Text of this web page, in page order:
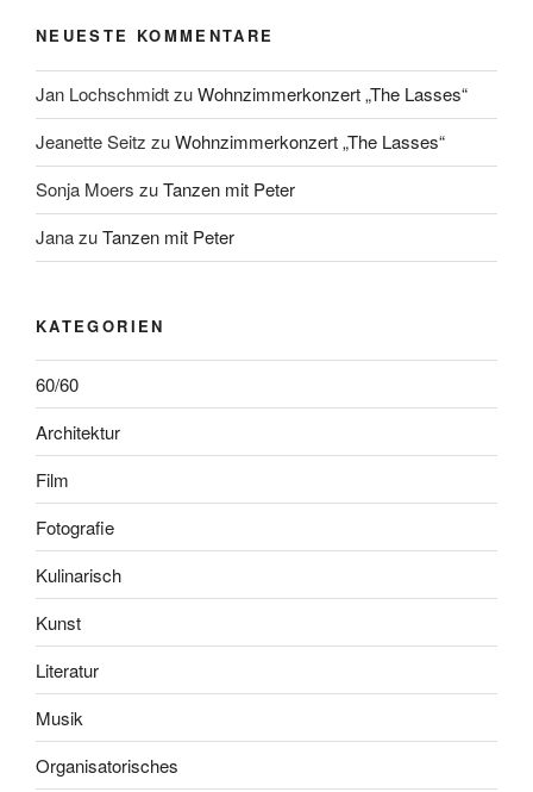
NEUESTE KOMMENTARE
Jan LochschmidtzuWohnzimmerkonzert „The Lasses“
Jeanette Seitz zuWohnzimmerkonzert „The Lasses“
Sonja Moers zuTanzen mit Peter
JanazuTanzen mit Peter
KATEGORIEN
60/60
Architektur
Film
Fotografie
Kulinarisch
Kunst
Literatur
Musik
Organisatorisches